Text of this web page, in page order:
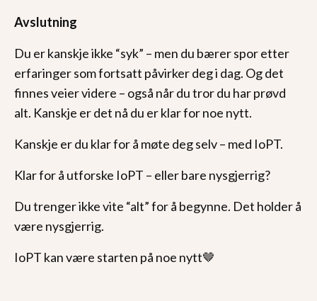
Avslutning
Du er kanskje ikke “syk” – men du bærer spor etter
erfaringer som fortsatt påvirker deg i dag. Og det
finnes veier videre – også når du tror du har prøvd
alt. Kanskje er det nå du er klar for noe nytt.
Kanskje er du klar for å møte deg selv – med IoPT.
Klar for å utforske IoPT – eller bare nysgjerrig?
Du trenger ikke vite “alt” for å begynne. Det holder å
være nysgjerrig.
IoPT kan være starten på noe nytt🤎